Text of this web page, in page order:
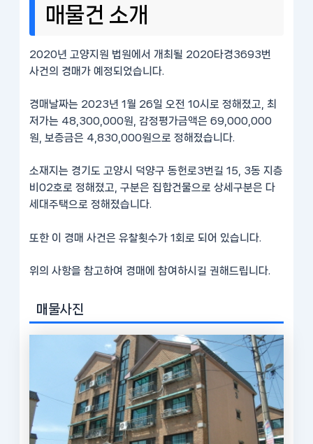
매물건 소개
2020년 고양지원 법원에서 개최될 2020타경3693번
사건의 경매가 예정되었습니다.
경매날짜는 2023년 1월 26일 오전 10시로 정해졌고, 최
저가는 48,300,000원, 감정평가금액은 69,000,000
원, 보증금은 4,830,000원으로 정해졌습니다.
소재지는 경기도 고양시 덕양구 동헌로3번길 15, 3동 지층
비02호로 정해졌고, 구분은 집합건물으로 상세구분은 다
세대주택으로 정해졌습니다.
또한 이 경매 사건은 유찰횟수가 1회로 되어 있습니다.
위의 사항을 참고하여 경매에 참여하시길 권해드립니다.
매물사진